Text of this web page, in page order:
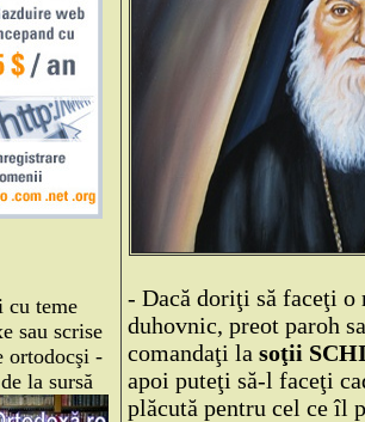
cu teme
sau scrise
ortodocşi -
la sursă
- Dacă doriţi să faceţi o
duhovnic, preot paroh
comandaţi la soţii
apoi puteţi să-l faceţi
plăcută pentru cel ce îl